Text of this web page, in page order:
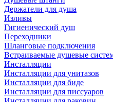
Держатели для душа
Изливы
Гигиенический душ
Переходники
Шланговые подключения
Встраиваемые душевые
Инсталляции
Инсталляции для унитазов
Инсталляции для биде
Инсталляции для писсуаров